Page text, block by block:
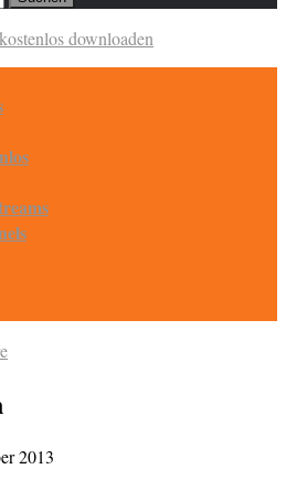
2013